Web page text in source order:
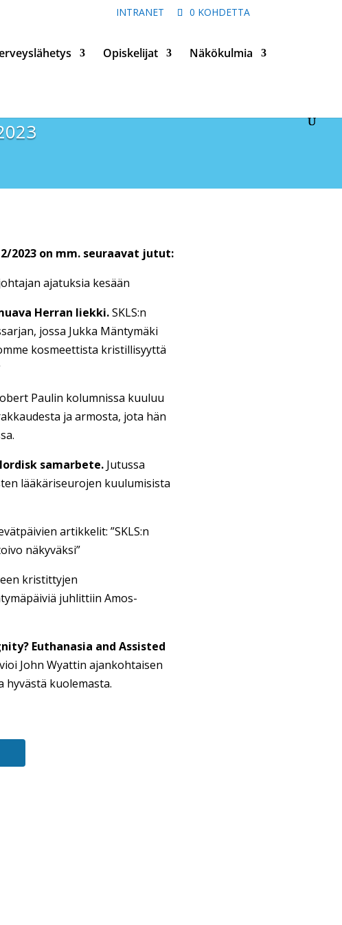
INTRANET 0 KOHDETTA
Opiskelijat Näkökulmia
2023 on mm. seuraavat jutut:
ajatuksia kesään
Herran liekki.SKLS:n
jossa Jukka Mäntymäki
kosmeettista kristillisyyttä
Paulin kolumnissa kuuluu
ja armosta, jota hän
samarbete.Jutussa
lääkäriseurojen kuulumisista
artikkelit: ”SKLS:n
näkyväksi”
kristittyjen
juhlittiin Amos-
Euthanasia and Assisted
John Wyattin ajankohtaisen
kuolemasta.